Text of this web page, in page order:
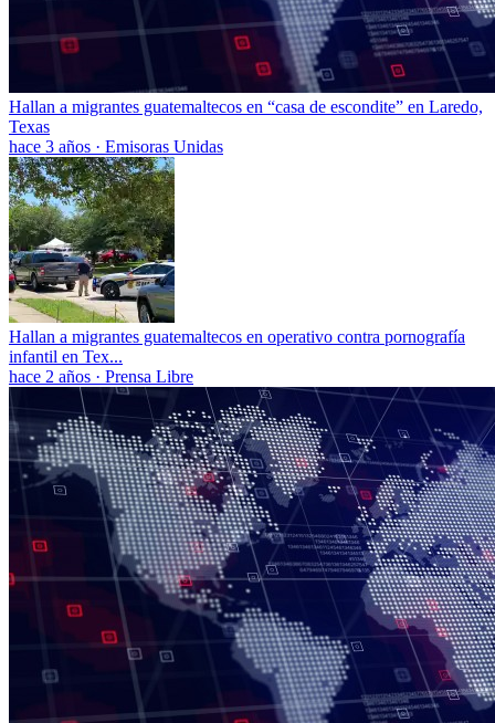
Hallan a migrantes guatemaltecos en “casa de escondite” en Laredo,
Texas
hace 3 años · Emisoras Unidas
Hallan a migrantes guatemaltecos en operativo contra pornografía
infantil en Tex...
hace 2 años · Prensa Libre